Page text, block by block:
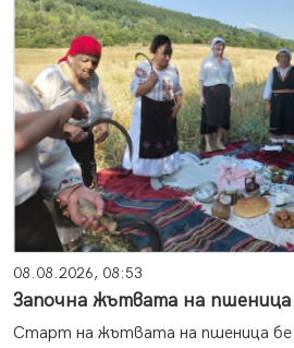
08.08.2026, 08:53
Започна жътвата на пшеница
Старт на жътвата на пшеница бе